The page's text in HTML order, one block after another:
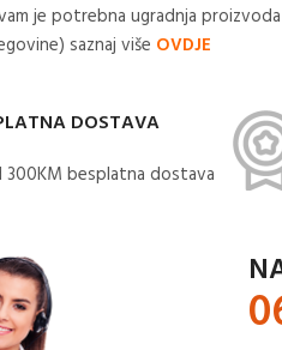
je potrebna ugradnja
saznaj više OVDJE
DOSTAVA
300KM besplatna dostava​